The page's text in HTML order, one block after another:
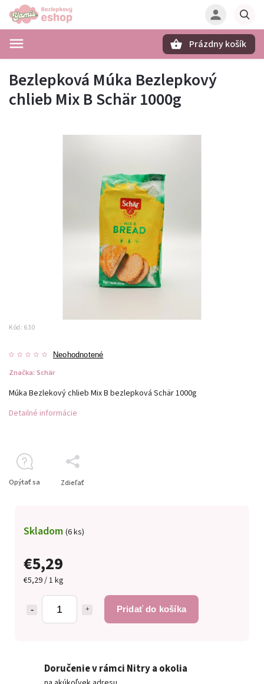
Prázdny košík
Bezlepková Múka Bezlepkový
chlieb Mix B Schär 1000g
Kód: 630
Neohodnotené
Značka: Schär
€5,29
€5,29 / 1 kg
Pridať do košíka
Skladom (6 ks)
Múka Bezlekový chlieb Mix B bezlepková Schär 1000g
Detailné informácie
Opýtať sa Zdieľať
Doručenie v rámci Nitry a okolia